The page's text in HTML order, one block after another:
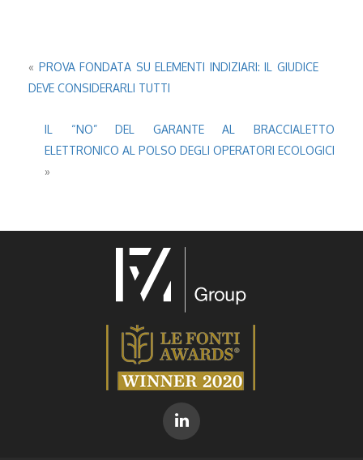
« PROVA FONDATA SU ELEMENTI INDIZIARI: IL GIUDICE
DEVE CONSIDERARLI TUTTI
IL “NO” DEL GARANTE AL BRACCIALETTO
ELETTRONICO AL POLSO DEGLI OPERATORI ECOLOGICI
»